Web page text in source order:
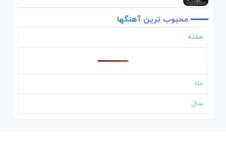
محبوب ترین آهنگها
هفته
ماه
سال